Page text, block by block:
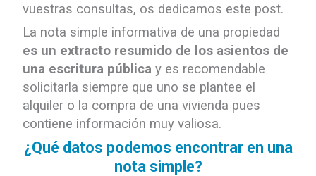
vuestras consultas, os dedicamos este post.
La nota simple informativa de una propiedad
es un extracto resumido de los asientos de
una escritura pública y es recomendable
solicitarla siempre que uno se plantee el
alquiler o la compra de una vivienda pues
contiene información muy valiosa.
¿Qué datos podemos encontrar en una
nota simple?